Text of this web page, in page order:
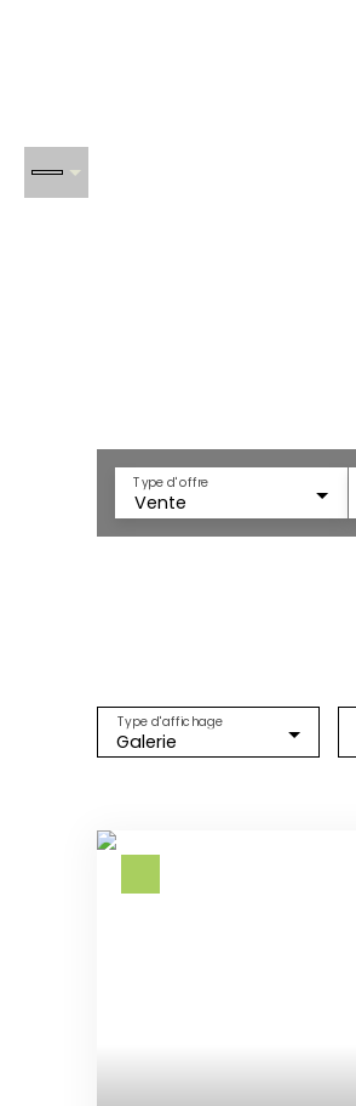
Vente
Type d'offre
Galerie
Type d'affichage